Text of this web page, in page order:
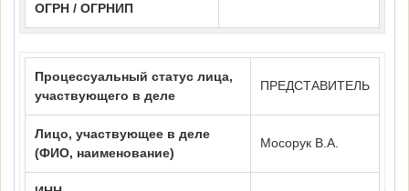
ОГРН / ОГРНИП
Процессуальный статус лица,
участвующего в деле
ПРЕДСТАВИТЕЛЬ
Лицо, участвующее в деле
(ФИО, наименование)
Мосорук В.А.